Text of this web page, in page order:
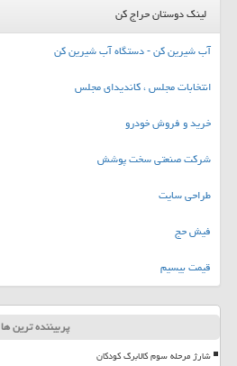
لینک دوستان حراج کن
آب شیرین کن - دستگاه آب شیرین کن
انتخابات مجلس ، کاندیدای مجلس
خرید و فروش خودرو
شرکت صنعتی سخت پوشش
طراحی سایت
فیش حج
قیمت بیسیم
پربیننده ترین ها
شارژ مرحله سوم کالابرگ کودکان